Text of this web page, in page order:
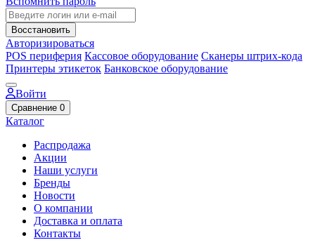
Восстановить
Авторизироваться
POS периферия Кассовое оборудование Сканеры штрих-кода
Принтеры этикеток Банковское оборудование
Войти
Сравнение 0
Каталог
Распродажа
Акции
Наши услуги
Бренды
Новости
О компании
Доставка и оплата
Контакты